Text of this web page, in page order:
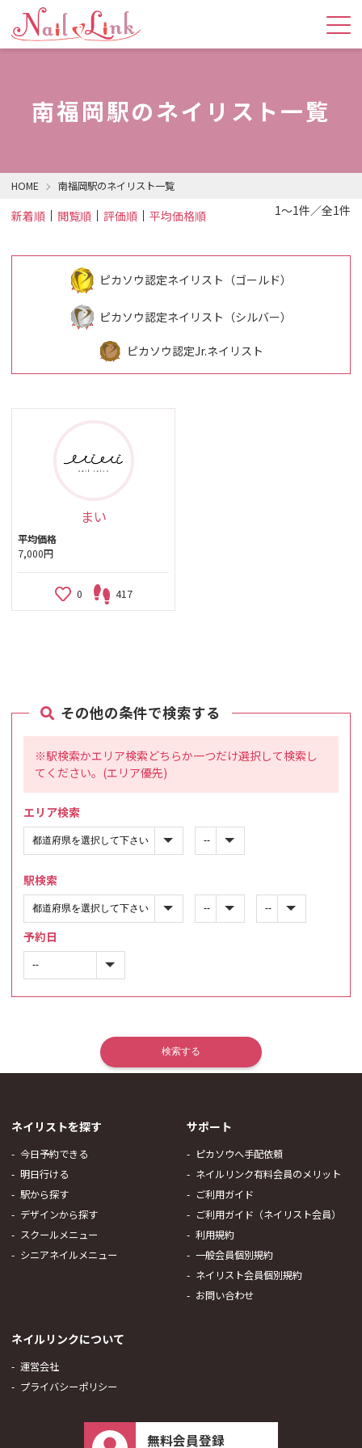
南福岡駅のネイリスト一覧
HOME 南福岡駅のネイリスト一覧
新着順 閲覧順 評価順 平均価格順 1～1件／全1件
ピカソウ認定ネイリスト（ゴールド）
ピカソウ認定ネイリスト（シルバー）
ピカソウ認定Jr.ネイリスト
まい
平均価格
7,000円
0 417
その他の条件で検索する
※駅検索かエリア検索どちらか一つだけ選択して検索し
てください。(エリア優先)
エリア検索
駅検索
予約日
ネイリストを探す
今日予約できる
明日行ける
駅から探す
デザインから探す
スクールメニュー
シニアネイルメニュー
サポート
ピカソウへ手配依頼
ネイルリンク有料会員のメリット
ご利用ガイド
ご利用ガイド（ネイリスト会員）
利用規約
一般会員個別規約
ネイリスト会員個別規約
お問い合わせ
ネイルリンクについて
運営会社
プライバシーポリシー
無料会員登録